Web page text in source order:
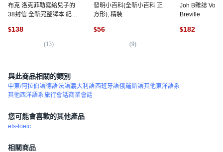
布克 洛克菲勒寫給兒子的
38封信 全新完整譯本 紀念
$138
(13)
發明小百科(全新小百科 正
方形), 精裝
$56
(9)
Joh B雜誌
Breville
$182
與此商品相關的類別
中東/阿拉伯語德語法語義大利語西班牙語俄羅斯語其他東洋語系
其他西洋語系旅行會話商業會話
您可能會喜歡的其他產品
ets-toeic
相關商品